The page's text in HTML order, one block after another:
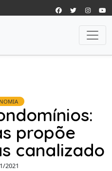
propõe
canalizado
2021